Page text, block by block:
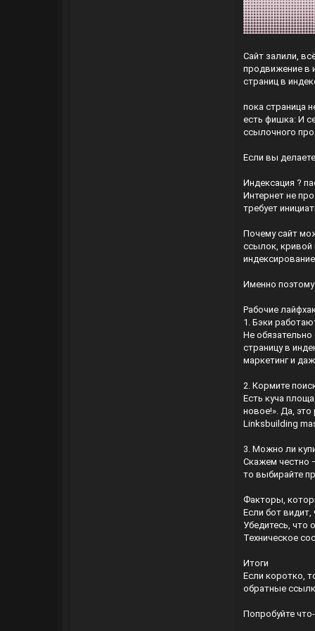
Сайт залили,
продвижение в
страниц в
пока страница
есть фишка: И
ссылочного
Если вы
Индексация ?
Интернет не
требует
Почему сайт
ссылок, кривой
Именно
Рабочие
1. Бэки
Не
страницу в
маркетинг и
2. Кормите
Есть куча
новое!». Да, это
Linksbuilding
3. Можно ли
Скажем честно
то выбирайте
Факторы,
Если бот
Убедитесь, что
Техническое
Итоги
Если коротко,
обратные
Попробуйте